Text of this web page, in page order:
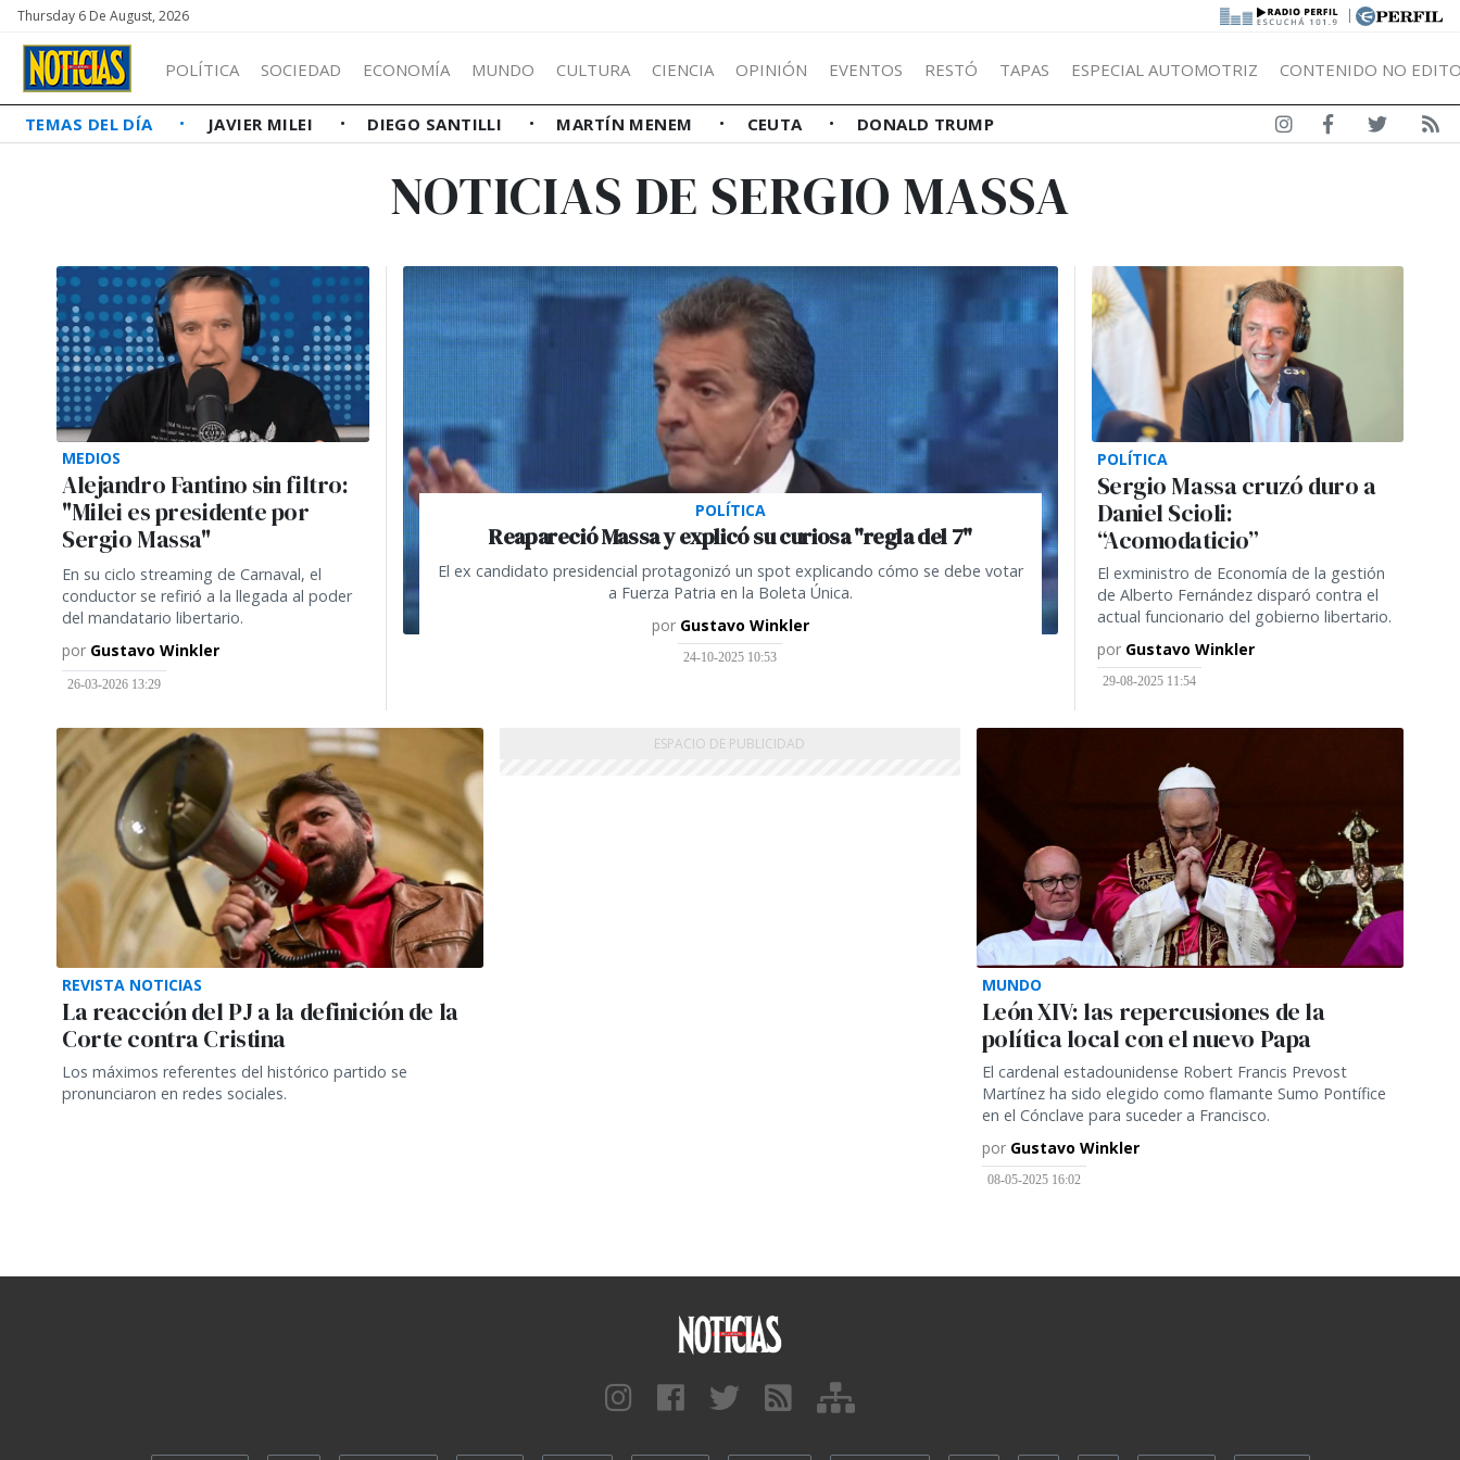
Thursday 6 De August, 2026 |
POLÍTICA SOCIEDAD ECONOMÍA MUNDO CULTURA CIENCIA OPINIÓN EVENTOS RESTÓ TAPAS ESPECIAL AUTOMOTRIZ CONTENIDO NO
TEMAS DEL DÍA JAVIER MILEI DIEGO SANTILLI MARTÍN MENEM CEUTA DONALD TRUMP
NOTICIAS DE SERGIO MASSA
MEDIOS
Alejandro Fantino sin filtro:
"Milei es presidente por
Sergio Massa"
En su ciclo streaming de Carnaval, el
conductor se refirió a la llegada al poder
del mandatario libertario.
por Gustavo Winkler
26-03-2026 13:29
POLÍTICA
Reapareció Massa y explicó su curiosa "regla del 7"
El ex candidato presidencial protagonizó un spot explicando cómo se debe votar
a Fuerza Patria en la Boleta Única.
por Gustavo Winkler
24-10-2025 10:53
POLÍTICA
Sergio Massa cruzó duro a
Daniel Scioli:
“Acomodaticio”
El exministro de Economía de la gestión
de Alberto Fernández disparó contra el
actual funcionario del gobierno libertario.
por Gustavo Winkler
29-08-2025 11:54
REVISTA NOTICIAS
La reacción del PJ a la definición de la
Corte contra Cristina
Los máximos referentes del histórico partido se
pronunciaron en redes sociales.
MUNDO
León XIV: las repercusiones de la
política local con el nuevo Papa
El cardenal estadounidense Robert Francis Prevost
Martínez ha sido elegido como flamante Sumo Pontífice
en el Cónclave para suceder a Francisco.
por Gustavo Winkler
08-05-2025 16:02